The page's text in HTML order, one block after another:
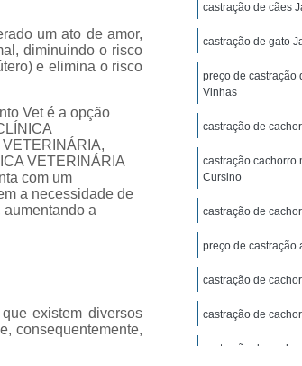
de Eletrocardiograma para Cachorro São
Exame de Eletrocardiograma para Cachorros
Exame de
X do Tórax para Cachorro
de Raio X para Cachorro
Abdominal Cão
Exame de Ultrassom
de Ultrassom Abdominal para Cachorro
de Ultrassom Abdominal para Cachorro São
Exame de
em Animais
Exames
um ato de amor,
diminuindo o risco
e elimina o risco
Vet é a opção
VETERINÁRIA
com um
a necessidade de
a
existem diversos
consequentemente,
castração de cães
castração de gato
preço de castração
Vinhas
castração de
castração cachorro
Cursino
castração de
preço de castração
castração de
castração de
castração de